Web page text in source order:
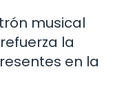
musical
la
en la